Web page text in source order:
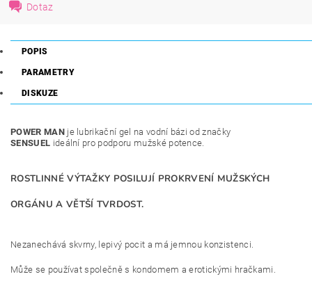
Dotaz
POPIS
PARAMETRY
DISKUZE
POWER MAN je lubrikační gel na vodní bázi od značky
SENSUEL ideální pro podporu mužské potence.
ROSTLINNÉ VÝTAŽKY POSILUJÍ PROKRVENÍ MUŽSKÝCH
ORGÁNU A VĚTŠÍ TVRDOST.
Nezanechává skvrny, lepivý pocit a má jemnou konzistenci.
Může se používat společně s kondomem a erotickými hračkami.